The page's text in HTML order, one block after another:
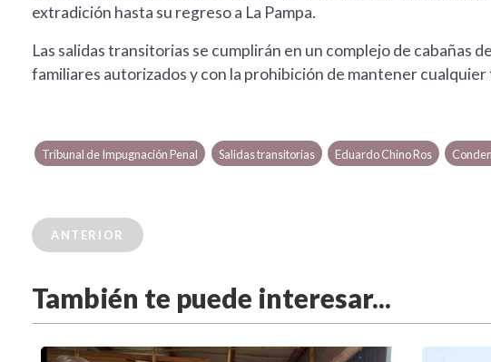
extradición hasta su regreso a La Pampa.
Las salidas transitorias se cumplirán en un complejo de cabañas
familiares autorizados y con la prohibición de mantener
Tribunal de Impugnación Penal Salidas transitorias Eduardo Chino Ros
ANTERIOR
También te puede interesar...